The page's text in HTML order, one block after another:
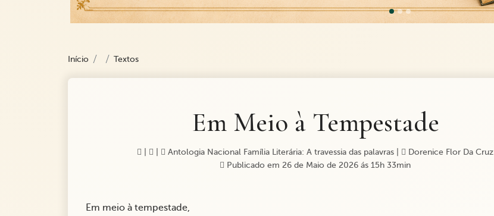
Início Textos
Em Meio à Tempestade
Antologia Nacional Família Literária: A travessia das palavras
Dorenice Flor Da Cruz
Publicado em 26 de Maio de 2026 ás 15h 33min
Em meio à tempestade,